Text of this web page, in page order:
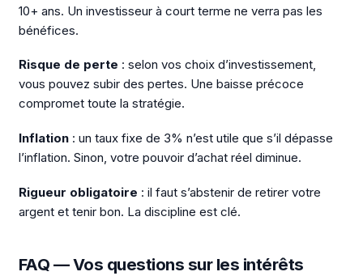
10+ ans. Un investisseur à court terme ne verra pas les
bénéfices.
Risque de perte : selon vos choix d’investissement,
vous pouvez subir des pertes. Une baisse précoce
compromet toute la stratégie.
Inflation: un taux fixe de 3% n’est utile que s’il dépasse
l’inflation. Sinon, votre pouvoir d’achat réel diminue.
Rigueur obligatoire : il faut s’abstenir de retirer votre
argent et tenir bon. La discipline est clé.
FAQ — Vos questions sur les intérêts